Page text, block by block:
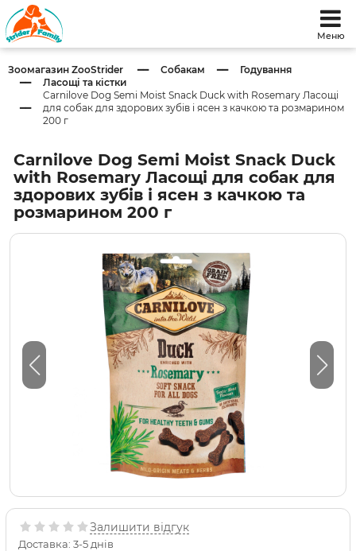
Меню
Зоомагазин ZooStrider Собакам
Годування
Ласощі та кістки
Carnilove Dog Semi Moist Snack Duck with Rosemary Ласощі
для собак для здорових зубів і ясен з качкою та розмарином
200 г
Carnilove Dog Semi Moist Snack Duck
with Rosemary Ласощі для собак для
здорових зубів і ясен з качкою та
розмарином 200 г
Залишити відгук
Доставка: 3-5 днів